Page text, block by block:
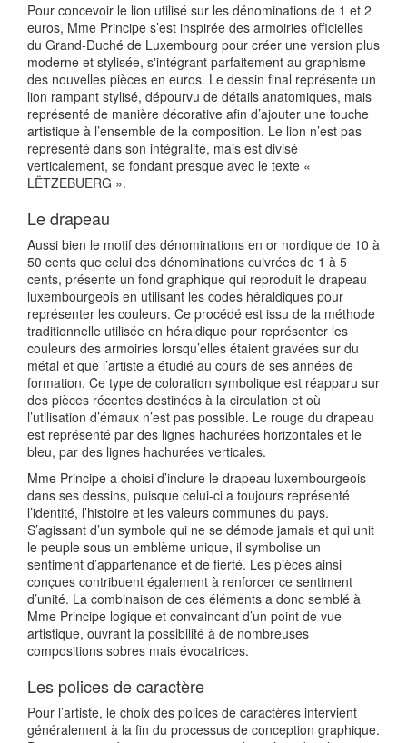
Pour concevoir le lion utilisé sur les dénominations de 1 et 2
euros, Mme Principe s’est inspirée des armoiries officielles
du Grand-Duché de Luxembourg pour créer une version plus
moderne et stylisée, s'intégrant parfaitement au graphisme
des nouvelles pièces en euros. Le dessin final représente un
lion rampant stylisé, dépourvu de détails anatomiques, mais
représenté de manière décorative afin d’ajouter une touche
artistique à l’ensemble de la composition. Le lion n’est pas
représenté dans son intégralité, mais est divisé
verticalement, se fondant presque avec le texte «
LËTZEBUERG ».
Le drapeau
Aussi bien le motif des dénominations en or nordique de 10 à
50 cents que celui des dénominations cuivrées de 1 à 5
cents, présente un fond graphique qui reproduit le drapeau
luxembourgeois en utilisant les codes héraldiques pour
représenter les couleurs. Ce procédé est issu de la méthode
traditionnelle utilisée en héraldique pour représenter les
couleurs des armoiries lorsqu’elles étaient gravées sur du
métal et que l’artiste a étudié au cours de ses années de
formation. Ce type de coloration symbolique est réapparu sur
des pièces récentes destinées à la circulation et où
l’utilisation d’émaux n’est pas possible. Le rouge du drapeau
est représenté par des lignes hachurées horizontales et le
bleu, par des lignes hachurées verticales.
Mme Principe a choisi d’inclure le drapeau luxembourgeois
dans ses dessins, puisque celui-ci a toujours représenté
l’identité, l’histoire et les valeurs communes du pays.
S’agissant d’un symbole qui ne se démode jamais et qui unit
le peuple sous un emblème unique, il symbolise un
sentiment d’appartenance et de fierté. Les pièces ainsi
conçues contribuent également à renforcer ce sentiment
d’unité. La combinaison de ces éléments a donc semblé à
Mme Principe logique et convaincant d’un point de vue
artistique, ouvrant la possibilité à de nombreuses
compositions sobres mais évocatrices.
Les polices de caractère
Pour l’artiste, le choix des polices de caractères intervient
généralement à la fin du processus de conception graphique.